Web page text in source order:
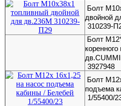
Болт
двойной
310239-
Болт
3927948
Болт
подъема
1/55400/